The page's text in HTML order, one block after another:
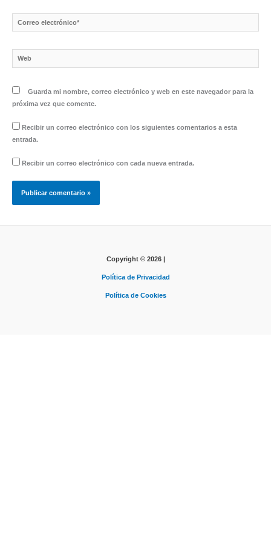
Correo
electrónico*
Web
Guarda mi nombre, correo electrónico y web en este navegador para la
próxima vez que comente.
Recibir un correo electrónico con los siguientes comentarios a esta
entrada.
Recibir un correo electrónico con cada nueva entrada.
Copyright © 2026 |
Política de Privacidad
Política de Cookies